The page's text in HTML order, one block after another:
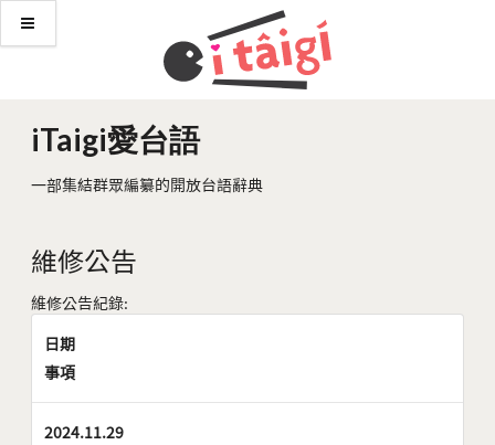
iTaigi愛台語
一部集結群眾編纂的開放台語辭典
維修公告
維修公告紀錄:
日期
事項
2024.11.29